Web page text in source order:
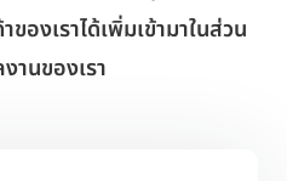
องเราได้เพิ่มเข้ามาในส่วน
านของเรา